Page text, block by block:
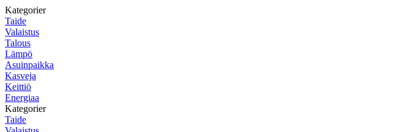
Kategorier
Taide
Valaistus
Talous
Lämpö
Asuinpaikka
Kasveja
Keittiö
Energiaa
Kategorier
Taide